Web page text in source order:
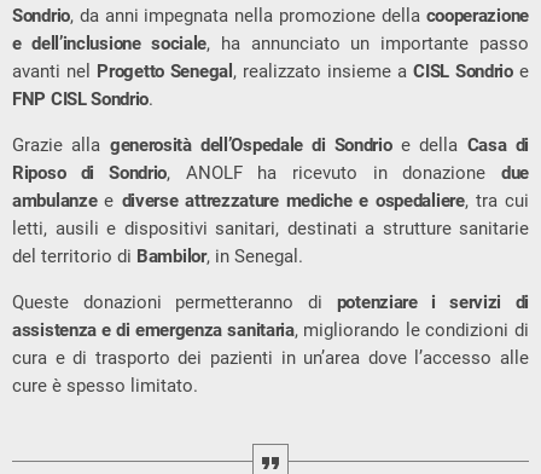
Sondrio, da anni impegnata nella promozione della cooperazione
e dell’inclusione sociale, ha annunciato un importante passo
avanti nel Progetto Senegal , realizzato insieme aCISL Sondrioe
FNP CISL Sondrio.
Grazie alla generosità dell’Ospedale di Sondrioe della Casa di
Riposo di Sondrio, ANOLF ha ricevuto in donazione due
ambulanzee diverse attrezzature mediche e ospedaliere, tra cui
letti, ausili e dispositivi sanitari, destinati a strutture sanitarie
del territorio di Bambilor, in Senegal.
Queste donazioni permetteranno di potenziare i servizi di
assistenza e di emergenza sanitaria, migliorando le condizioni di
cura e di trasporto dei pazienti in un’area dove l’accesso alle
cure è spesso limitato.